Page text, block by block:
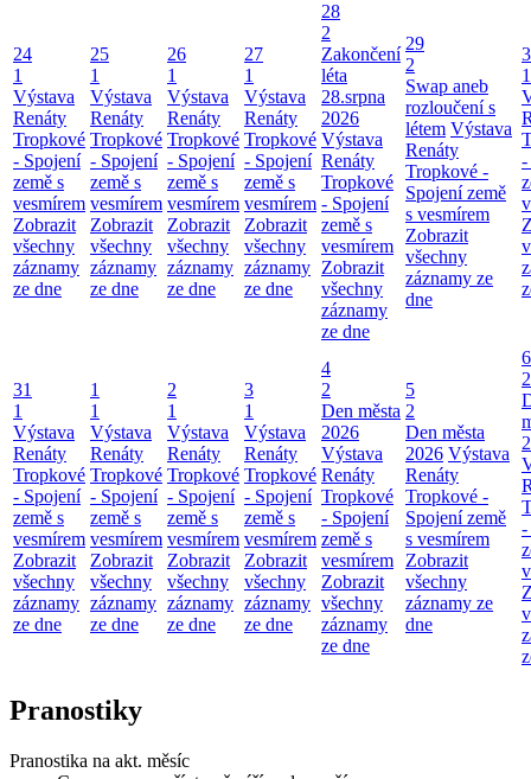
24
1
Výstava
Renáty
Tropkové
- Spojení
země s
vesmírem
Zobrazit
všechny
záznamy
ze dne
25
1
Výstava
Renáty
Tropkové
- Spojení
země s
vesmírem
Zobrazit
všechny
záznamy
ze dne
26
1
Výstava
Renáty
Tropkové
- Spojení
země s
vesmírem
Zobrazit
všechny
záznamy
ze dne
27
1
Výstava
Renáty
Tropkové
- Spojení
země s
vesmírem
Zobrazit
všechny
záznamy
ze dne
28
2
Zakončení
léta
28.srpna
2026
Výstava
Renáty
Tropkové
- Spojení
země s
vesmírem
Zobrazit
všechny
záznamy
ze dne
29
2
Swap aneb
rozloučení s
létem Výstava
Renáty
Tropkové -
Spojení země
s vesmírem
Zobrazit
všechny
záznamy ze
dne
1
-
31
1
Výstava
Renáty
Tropkové
- Spojení
země s
vesmírem
Zobrazit
všechny
záznamy
ze dne
1
1
Výstava
Renáty
Tropkové
- Spojení
země s
vesmírem
Zobrazit
všechny
záznamy
ze dne
2
1
Výstava
Renáty
Tropkové
- Spojení
země s
vesmírem
Zobrazit
všechny
záznamy
ze dne
3
1
Výstava
Renáty
Tropkové
- Spojení
země s
vesmírem
Zobrazit
všechny
záznamy
ze dne
4
2
Den města
2026
Výstava
Renáty
Tropkové
- Spojení
země s
vesmírem
Zobrazit
všechny
záznamy
ze dne
5
2
Den města
2026 Výstava
Renáty
Tropkové -
Spojení země
s vesmírem
Zobrazit
všechny
záznamy ze
dne
6
2
-
Pranostiky
Pranostika na akt. měsíc